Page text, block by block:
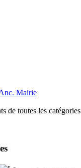
Mairie
de toutes les catégories